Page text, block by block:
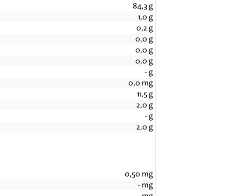
84,3g
1,0 g
0,2 g
0,0 g
0,0 g
0,0 g
-g
0,0 mg
11,5g
2,0 g
-g
2,0 g
0,50 mg
-mg